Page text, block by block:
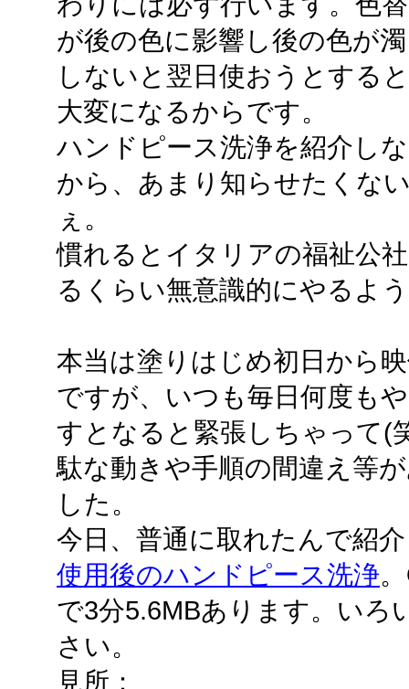
が後の色に影響し後の色が
しないと翌日使おうとする
大変になるからです。
ハンドピース洗浄を紹介し
から、あまり知らせたくな
ぇ。
慣れるとイタリアの福祉公
るくらい無意識的にやるよ
本当は塗りはじめ初日から
ですが、いつも毎日何度も
すとなると緊張しちゃって(
駄な動きや手順の間違え等
した。
今日、普通に取れたんで紹
使用後のハンドピース洗浄
で3分5.6MBあります。いろ
さい。
見所：